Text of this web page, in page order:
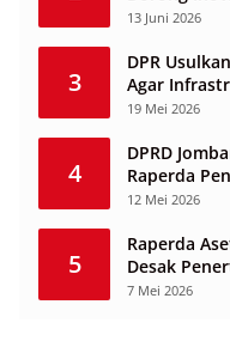
Berbasis Desa
13 Juni 2026
3
DPR
Agar
19 Mei 2026
4
DPRD
Raperda
12 Mei 2026
5
Raperda
Desak
7 Mei 2026